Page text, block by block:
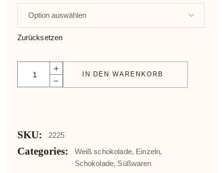
Zurücksetzen
Leonidas Schokolade Noisette masquée Weiß quantity
IN DEN WARENKORB
SKU: 2225
Categories: Weiß schokolade, Einzeln,
Schokolade, Süßwaren